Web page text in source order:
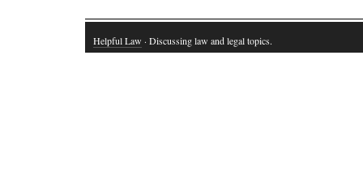
Helpful Law · Discussing law and legal topics.